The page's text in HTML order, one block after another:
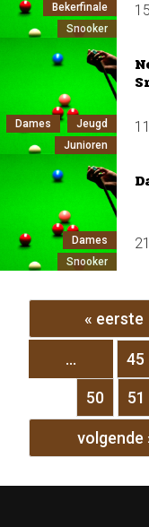
Bekerfinale
Snooker
Dames
Jeugd
Junioren
Dames
Snooker
Pagina's
« eerste
… 45
50 51
volgende